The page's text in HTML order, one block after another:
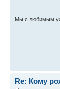
Мы с любимым
Re: Кому